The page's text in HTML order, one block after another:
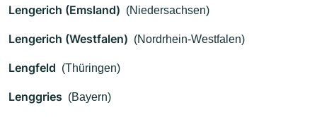
Lengerich (Emsland) (Niedersachsen)
Lengerich (Westfalen) (Nordrhein-Westfalen)
Lengfeld (Thüringen)
Lenggries (Bayern)